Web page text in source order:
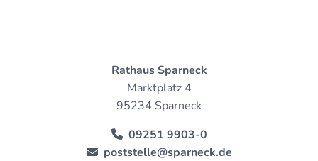
Rathaus Sparneck
Marktplatz 4
95234 Sparneck
09251 9903-0
poststelle@sparneck.de